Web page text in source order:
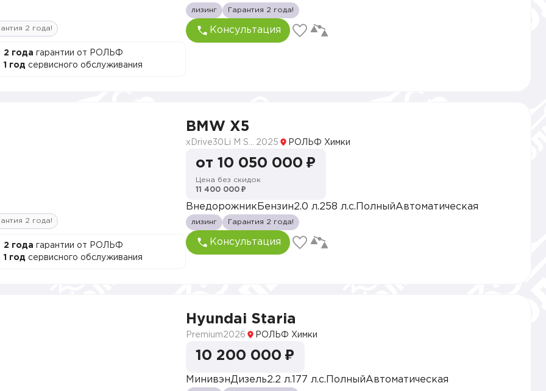
2 года!
2 года гарантии от РОЛЬФ
1 год сервисного обслуживания
лизинг Гарантия 2 года!
Консультация
2 года!
2 года гарантии от РОЛЬФ
1 год сервисного обслуживания
BMW X5
2025 РОЛЬФ Химки
от 10 050 000 ₽
Цена без скидок
11 400 000 ₽
Внедорожник Бензин2.0 л.258 л.с. ПолныйАвтоматическая
лизинг Гарантия 2 года!
Консультация
Hyundai Staria
Premium2026 РОЛЬФ Химки
10 200 000 ₽
МинивэнДизель2.2 л. 177 л.с. ПолныйАвтоматическая